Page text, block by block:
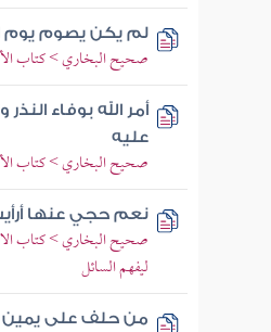
لم يكن يصوم يوم
صحيح البخاري > كتاب
أمر الله بوفاء
عليه
صحيح البخاري > كتاب
نعم حجي عنها
صحيح البخاري > كتاب
ليفهم السائل
من حلف على يمين